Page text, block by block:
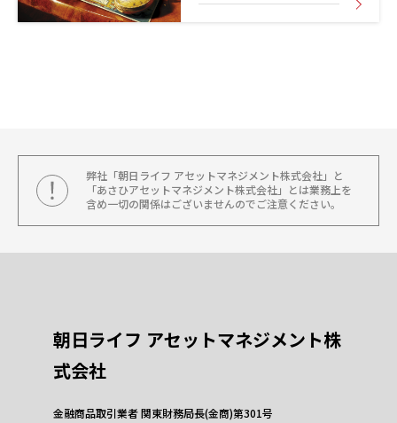
弊社「朝日ライフ アセットマネジメント株式会社」と
「あさひアセットマネジメント株式会社」とは業務上を
含め一切の関係はございませんのでご注意ください。
朝日ライフ アセットマネジメント株
式会社
金融商品取引業者 関東財務局長(金商)第301号